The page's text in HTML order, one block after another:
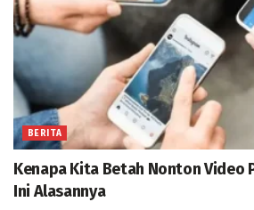
BERITA
Kenapa Kita Betah Nonton Video
Ini Alasannya